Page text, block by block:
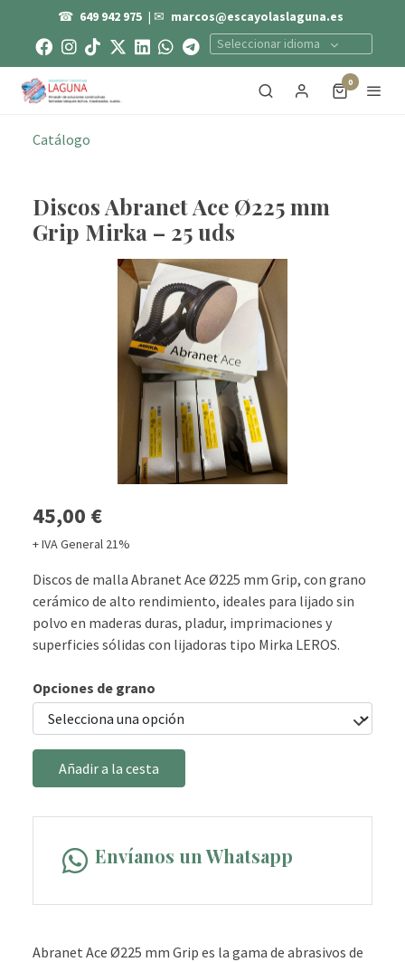
☎ 649 942 975 | ✉ marcos@escayolaslaguna.es
Seleccionar idioma
0
Catálogo
Discos Abranet Ace Ø225 mm
Grip Mirka – 25 uds
45,00 €
+ IVA General 21%
Discos de malla Abranet Ace Ø225 mm Grip, con grano
cerámico de alto rendimiento, ideales para lijado sin
polvo en maderas duras, pladur, imprimaciones y
superficies sólidas con lijadoras tipo Mirka LEROS.
Opciones de grano
Añadir a la cesta
Envíanos un Whatsapp
Abranet Ace Ø225 mm Grip es la gama de abrasivos de